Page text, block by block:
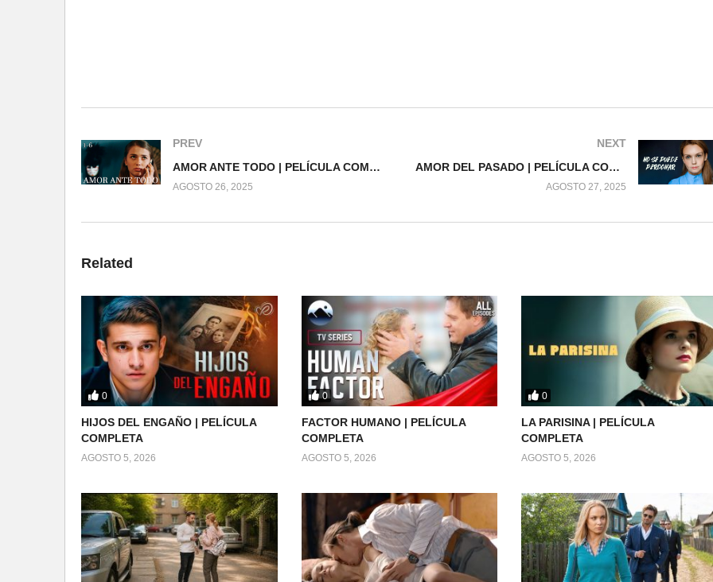
PREV
AMOR ANTE TODO | PELÍCULA COMPLETA
AGOSTO 26, 2025
NEXT
AMOR DEL PASADO | PELÍCULA COMPLETA
AGOSTO 27, 2025
Related
0
HIJOS DEL ENGAÑO | PELÍCULA
COMPLETA
AGOSTO 5, 2026
0
FACTOR HUMANO | PELÍCULA
COMPLETA
AGOSTO 5, 2026
0
LA PARISINA | PELÍCULA
COMPLETA
AGOSTO 5, 2026